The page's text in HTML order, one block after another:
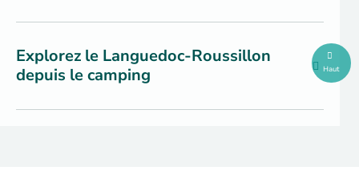
Explorez le Languedoc-Roussillon
depuis le camping
Haut